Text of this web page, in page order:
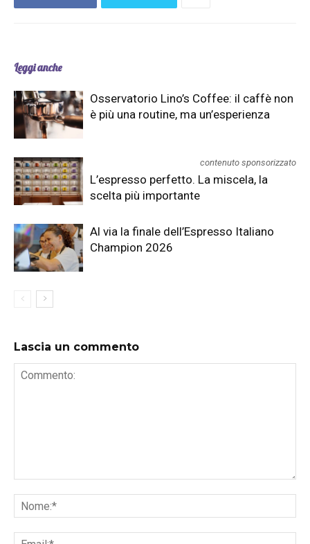
Leggi anche
Osservatorio Lino’s Coffee: il caffè non
è più una routine, ma un’esperienza
contenuto sponsorizzato
L’espresso perfetto. La miscela, la
scelta più importante
Al via la finale dell’Espresso Italiano
Champion 2026
Lascia un commento